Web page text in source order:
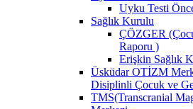
Uyku Testi
Sağlık Kurulu
ÇÖZGER
Raporu )
Erişkin Sağlık
Üsküdar OTİZM
Disiplinli Çocuk ve
TMS(Transcranial